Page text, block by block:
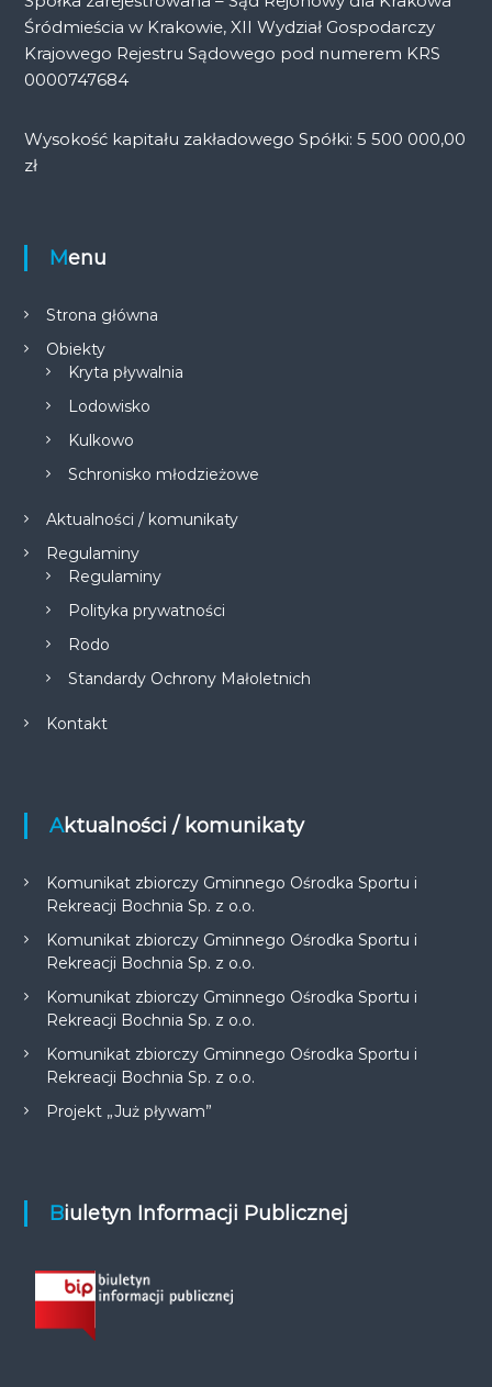
Śródmieścia w Krakowie, XII Wydział Gospodarczy
Krajowego Rejestru Sądowego pod numerem KRS
0000747684
Wysokość kapitału zakładowego Spółki: 5 500 000,00
zł
Menu
Strona główna
Obiekty
Kryta pływalnia
Lodowisko
Kulkowo
Schronisko młodzieżowe
Aktualności / komunikaty
Regulaminy
Regulaminy
Polityka prywatności
Rodo
Standardy Ochrony Małoletnich
Kontakt
Aktualności / komunikaty
Komunikat zbiorczy Gminnego Ośrodka Sportu i
Rekreacji Bochnia Sp. z o.o.
Komunikat zbiorczy Gminnego Ośrodka Sportu i
Rekreacji Bochnia Sp. z o.o.
Komunikat zbiorczy Gminnego Ośrodka Sportu i
Rekreacji Bochnia Sp. z o.o.
Komunikat zbiorczy Gminnego Ośrodka Sportu i
Rekreacji Bochnia Sp. z o.o.
Projekt „Już pływam”
Biuletyn Informacji Publicznej